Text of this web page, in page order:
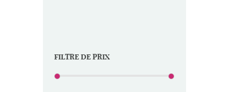
FILTRE DE PRIX